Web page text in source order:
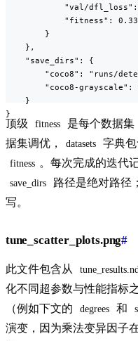
"val/
"fitness":
        }
    },
    "save_dirs": {
"coco8": "runs/
"coco8-grayscale":
    }
}
顶级 fitness 是每个数据集
据集调优，
datasets 字典
fitness 。每次完成的迭代
save_dirs
路径是绝对路径
写。
tune_scatter_plots.png#
此文件包含从
化不同超参数与性能指标
（例如下文的
degrees 和
演变，因为乘法变异因子